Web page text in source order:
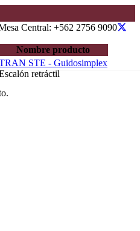
Central: +562 2756 9090
Nombre producto
STE - Guidosimplex
retráctil